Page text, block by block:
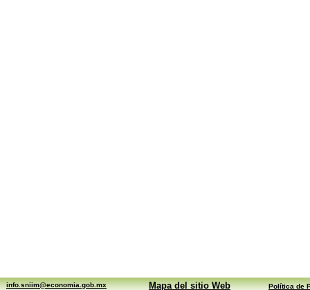
info.sniim@economia.gob.mx Mapa del sitio Web Política de